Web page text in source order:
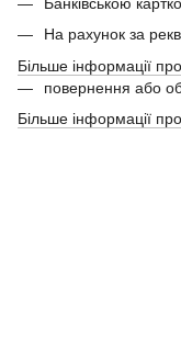
На рахунок за
Більше інформації
повернення або
Більше інформації